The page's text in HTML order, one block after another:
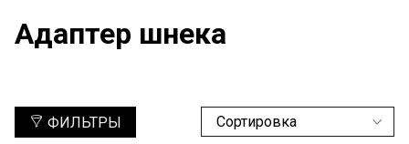
Адаптер шнека
ФИЛЬТРЫ